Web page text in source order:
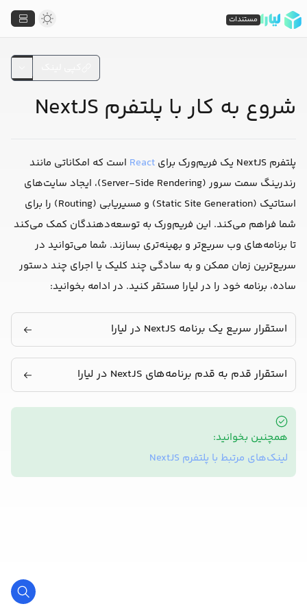
شروع به کار با پلتفرم NextJS
پلتفرم NextJS یک فریم‌ورک برای React است که امکاناتی مانند
رندرینگ سمت سرور (Server-Side Rendering)، ایجاد سایت‌های
استاتیک (Static Site Generation) و مسیریابی (Routing) را برای
شما فراهم می‌کند. این فریم‌ورک به توسعه‌دهندگان کمک می‌کند
تا برنامه‌های وب سریع‌تر و بهینه‌تری بسازند. شما می‌توانید در
سریع‌ترین زمان ممکن و به سادگی چند کلیک یا اجرای چند دستور
ساده، برنامه خود را در لیارا مستقر کنید. در ادامه بخوانید:
استقرار سریع یک برنامه NextJS در لیارا
استقرار قدم به قدم برنامه‌های NextJS در لیارا
همچنین بخوانید:
لینک‌های مرتبط با پلتفرم NextJS
مستندات